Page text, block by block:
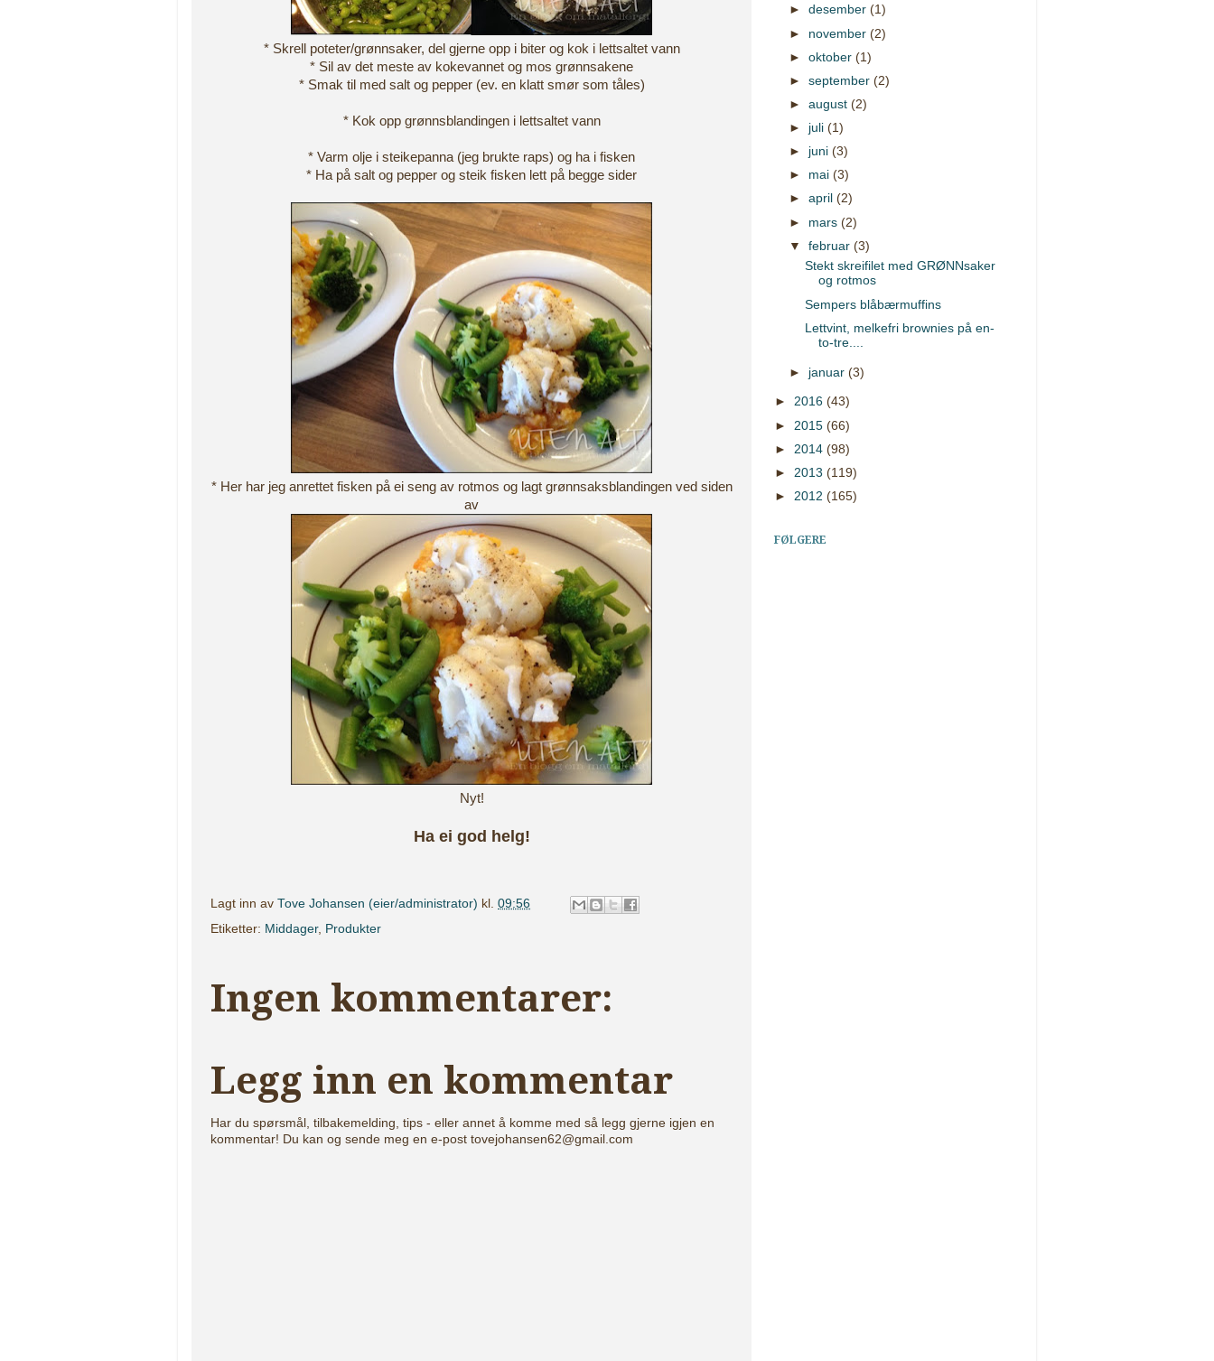
* Skrell poteter/grønnsaker, del gjerne opp i biter og kok i lettsaltet vann
* Sil av det meste av kokevannet og mos grønnsakene
* Smak til med salt og pepper (ev. en klatt smør som tåles)
* Kok opp grønnsblandingen i lettsaltet vann
* Varm olje i steikepanna (jeg brukte raps) og ha i fisken
* Ha på salt og pepper og steik fisken lett på begge sider
* Her har jeg anrettet fisken på ei seng av rotmos og lagt grønnsaksblandingen ved siden
av
Nyt!
Ha ei god helg!
Lagt inn av Tove Johansen (eier/administrator) kl. 09:56
Etiketter: Middager, Produkter
Ingen kommentarer:
Legg inn en kommentar
Har du spørsmål, tilbakemelding, tips - eller annet å komme med så legg gjerne igjen en
kommentar! Du kan og sende meg en e-post tovejohansen62@gmail.com
►desember(1)
► november(2)
►oktober(1)
►september(2)
►august(2)
► juli(1)
► juni(3)
► mai(3)
►april(2)
► mars(2)
▼februar(3)
Stekt skreifilet med GRØNNsaker
og rotmos
Sempers blåbærmuffins
Lettvint, melkefri brownies på en-
to-tre....
► januar(3)
► 2016 (43)
► 2015 (66)
► 2014 (98)
► 2013 (119)
► 2012 (165)
FØLGERE